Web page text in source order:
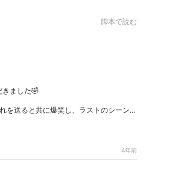
脚本で読む
きました🤣
を送ると共に爆笑し、ラストのシーン…
4年前